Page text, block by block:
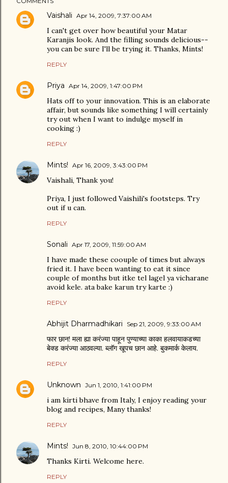
Vaishali Apr 14, 2009, 7:37:00 AM
I can't get over how beautiful your Matar
Karanjis look. And the filling sounds delicious--
you can be sure I'll be trying it. Thanks, Mints!
REPLY
Priya Apr 14, 2009, 1:47:00 PM
Hats off to your innovation. This is an elaborate
affair, but sounds like something I will certainly
try out when I want to indulge myself in
cooking :)
REPLY
Mints! Apr 16, 2009, 3:43:00 PM
Vaishali, Thank you!
Priya, I just followed Vaishili's footsteps. Try
out if u can.
REPLY
Sonali Apr 17, 2009, 11:59:00 AM
I have made these coouple of times but always
fried it. I have been wanting to eat it since
couple of months but itke tel lagel ya vicharane
avoid kele. ata bake karun try karte :)
REPLY
Abhijit Dharmadhikari Sep 21, 2009, 9:33:00 AM
फार छान! मला ह्या करंज्या पाहून पुण्याच्या काका हलवायाकडच्या
बेक्ड करंज्या आठवल्या. ब्लॉग खूपच छान आहे. बुकमार्क केलाय.
REPLY
Unknown Jun 1, 2010, 1:41:00 PM
i am kirti bhave from Italy, I enjoy reading your
blog and recipes, Many thanks!
REPLY
Mints! Jun 8, 2010, 10:44:00 PM
Thanks Kirti. Welcome here.
REPLY